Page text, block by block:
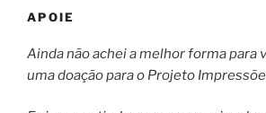
APOIE
Ainda não achei a melhor forma para
uma doação para o Projeto